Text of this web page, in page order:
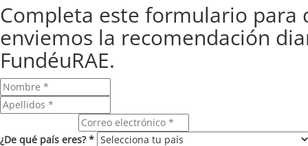
Completa este formulario para
enviemos la recomendación
FundéuRAE.
¿De qué país eres? *